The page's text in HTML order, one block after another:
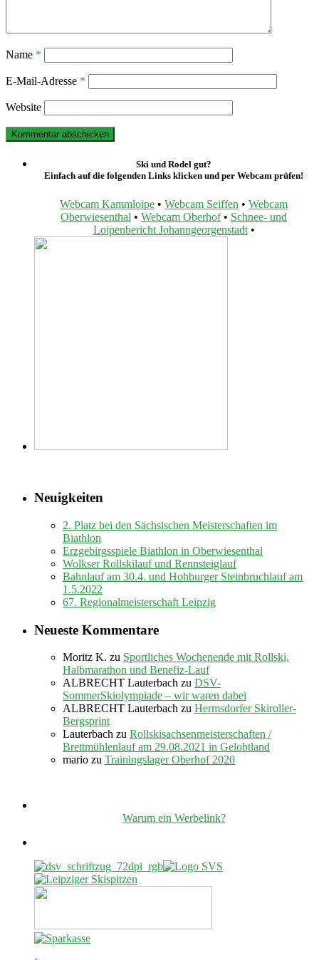
Name *
E-Mail-Adresse *
Website
Ski und Rodel gut?
Einfach auf die folgenden Links klicken und per Webcam prüfen!
Webcam Kammloipe • Webcam Seiffen • Webcam
Oberwiesenthal • Webcam Oberhof• Schnee- und
Loipenbericht Johanngeorgenstadt•
Neuigkeiten
2. Platz bei den Sächsischen Meisterschaften im
Biathlon
Erzgebirgsspiele Biathlon in Oberwiesenthal
Wolkser Rollskilauf und Rennsteiglauf
Bahnlauf am 30.4. und Hohburger Steinbruchlauf am
1.5.2022
67. Regionalmeisterschaft Leipzig
Neueste Kommentare
Moritz K. zu Sportliches Wochenende mit Rollski,
Halbmarathon und Benefiz-Lauf
ALBRECHT Lauterbach zu DSV-
SommerSkiolympiade – wir waren dabei
ALBRECHT Lauterbach zu Hermsdorfer Skiroller-
Bergsprint
Lauterbach zu Rollskisachsenmeisterschaften /
Brettmühlenlauf am 29.08.2021 in Gelobtland
mario zu Trainingslager Oberhof 2020
Warum ein Werbelink?